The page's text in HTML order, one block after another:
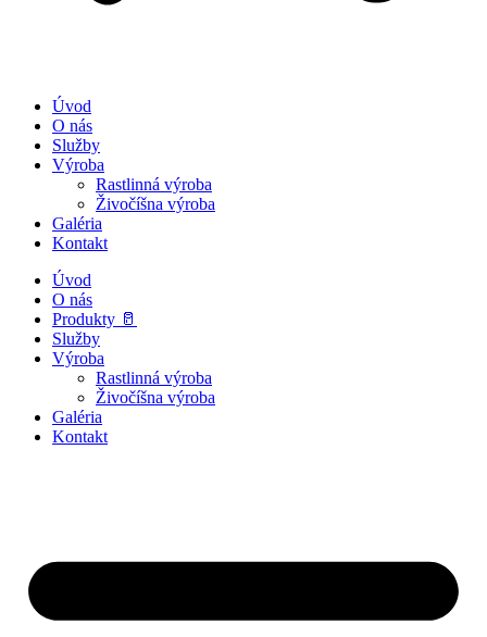
Úvod
O nás
Služby
Výroba
Rastlinná výroba
Živočíšna výroba
Galéria
Kontakt
Úvod
O nás
Produkty 🥛
Služby
Výroba
Rastlinná výroba
Živočíšna výroba
Galéria
Kontakt